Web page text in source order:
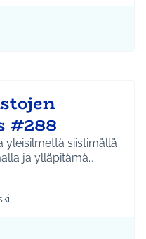
#288
yleisilmettä siistimällä
ja ylläpitämä…
Kehittämisverkosto -